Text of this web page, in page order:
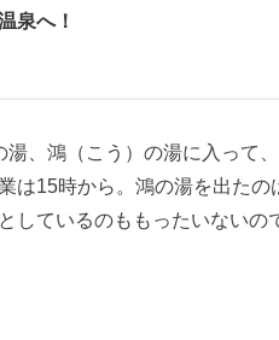
泉へ！
、鴻（こう）の湯に入って
は15時から。鴻の湯を出た
しているのももったいないの